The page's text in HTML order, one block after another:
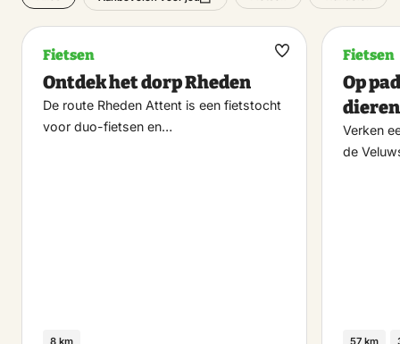
Fietsen
Ontdek het dorp Rheden
De route Rheden Attent is een fietstocht
voor duo-fietsen en…
8 km
Maak
Fietsen
Op
dieren
Verken
de
57 km